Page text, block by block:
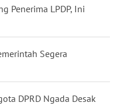
Penerima LPDP, Ini
Segera
DPRD Ngada Desak